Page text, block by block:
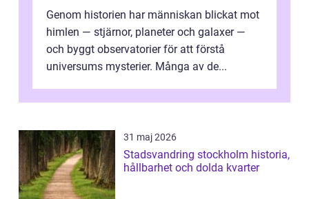
Genom historien har människan blickat mot
himlen — stjärnor, planeter och galaxer —
och byggt observatorier för att förstå
universums mysterier. Många av de...
31 maj 2026
Stadsvandring stockholm historia,
hållbarhet och dolda kvarter